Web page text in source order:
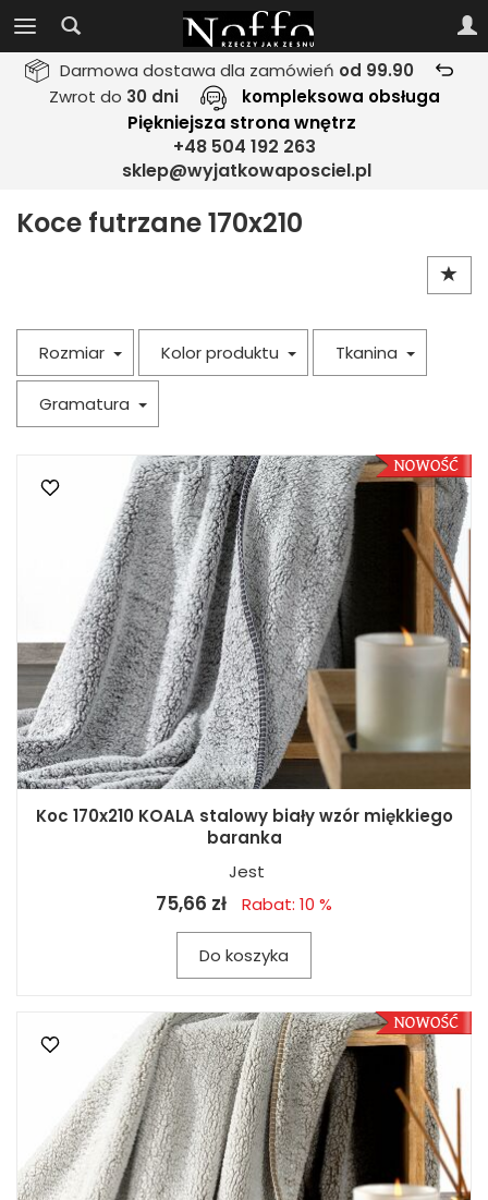
Darmowa dostawa dla zamówień od 99.90
Zwrot do 30 dni kompleksowa obsługa
Piękniejsza strona wnętrz
+48 504 192 263
sklep@wyjatkowaposciel.pl
Koce futrzane 170x210
Rozmiar Kolor produktu Tkanina
Gramatura
Koc 170x210 KOALA stalowy biały wzór miękkiego
baranka
Jest
75,66 zł Rabat: 10 %
Do koszyka